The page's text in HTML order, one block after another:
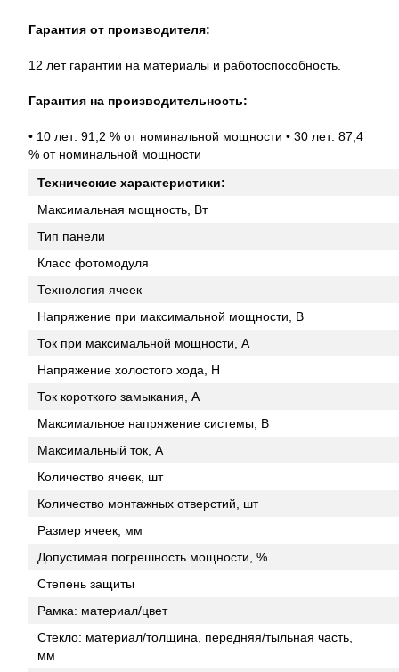
Гарантия от производителя:
12 лет гарантии на материалы и работоспособность.
Гарантия на производительность:
• 10 лет: 91,2 % от номинальной мощности • 30 лет: 87,4
% от номинальной мощности
Технические характеристики:
Максимальная мощность, Вт
Тип панели
Класс фотомодуля
Технология ячеек
Напряжение при максимальной мощности, В
Ток при максимальной мощности, А
Напряжение холостого хода, Н
Ток короткого замыкания, А
Максимальное напряжение системы, В
Максимальный ток, A
Количество ячеек, шт
Количество монтажных отверстий, шт
Размер ячеек, мм
Допустимая погрешность мощности, %
Степень защиты
Рамка: материал/цвет
Стекло: материал/толщина, передняя/тыльная часть,
мм